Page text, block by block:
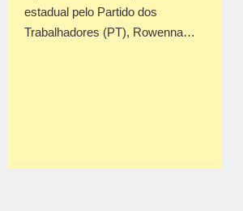
estadual pelo Partido dos
Trabalhadores (PT), Rowenna…